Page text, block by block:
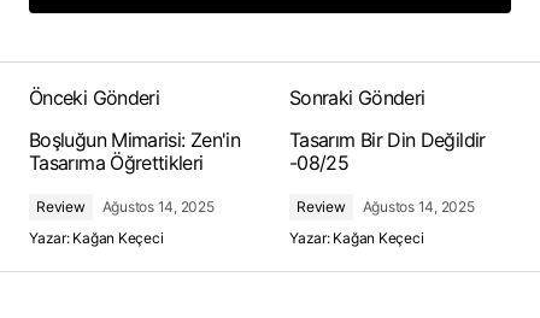
Add a comment
Önceki Gönderi
Boşluğun Mimarisi: Zen'in
Tasarıma Öğrettikleri
Review
Ağustos 14, 2025
Yazar: Kağan Keçeci
Sonraki Gönderi
Tasarım Bir Din Değildir
-08/25
Review
Ağustos 14, 2025
Yazar: Kağan Keçeci